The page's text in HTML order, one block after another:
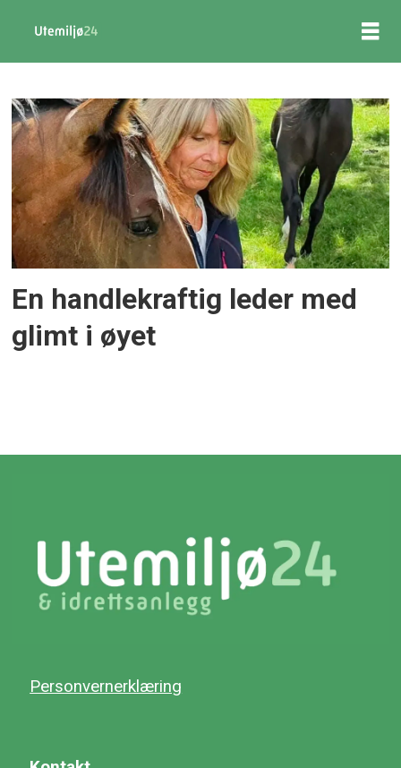
Tag:
søve
En handlekraftig leder med
glimt i øyet
Personvernerklæring